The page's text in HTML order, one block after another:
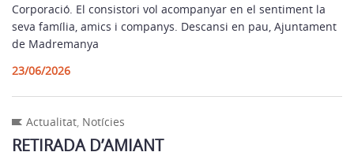
Corporació. El consistori vol acompanyar en el sentiment la
seva família, amics i companys. Descansi en pau, Ajuntament
de Madremanya
23/06/2026
Actualitat, Notícies
RETIRADA D’AMIANT